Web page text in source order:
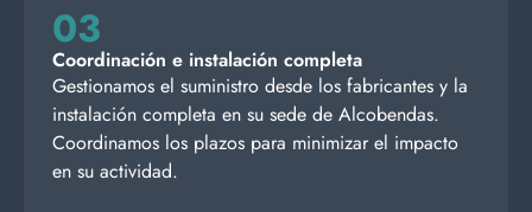
03
Coordinación e instalación completa
Gestionamos el suministro desde los fabricantes y la
instalación completa en su sede de Alcobendas.
Coordinamos los plazos para minimizar el impacto
en su actividad.